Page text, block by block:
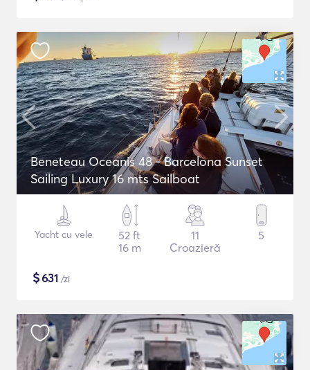
Beneteau Oceanis 48 - Barcelona Sunset
Sailing Luxury 16 mts Sailboat
Yacht cu vele
52 ft
16 m
11
Croazieră
5
$631 /zi